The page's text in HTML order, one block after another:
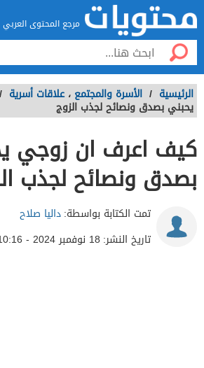
مرجع المحتوى العربي
الرئيسية / الأسرة والمجتمع ، علاقات أسرية /
يحبني بصدق ونصائح لجذب الزوج
كيف اعرف ان زوجي
بصدق ونصائح لجذب
تمت الكتابة بواسطة:داليا صلاح
تاريخ النشر: 18 نوفمبر 2024 - 10:16ص